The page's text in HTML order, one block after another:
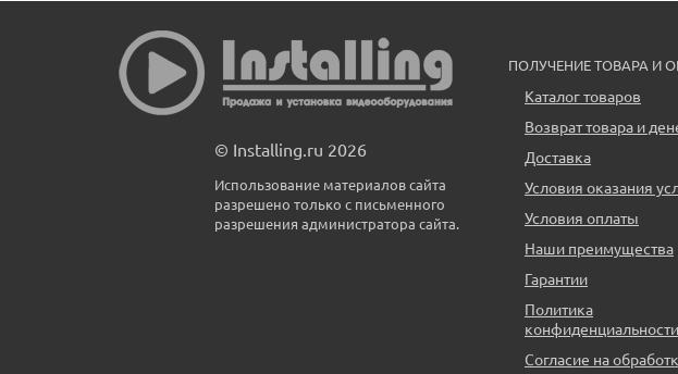
© Installing.ru 2026
Использование материалов сайта
разрешено только с письменного
разрешения администратора сайта.
ПОЛУЧЕНИЕ ТОВАРА И
Каталог товаров
Возврат товара и
Доставка
Условия оказания
Условия оплаты
Наши преимущества
Гарантии
Политика
конфиденциальности
Согласие на